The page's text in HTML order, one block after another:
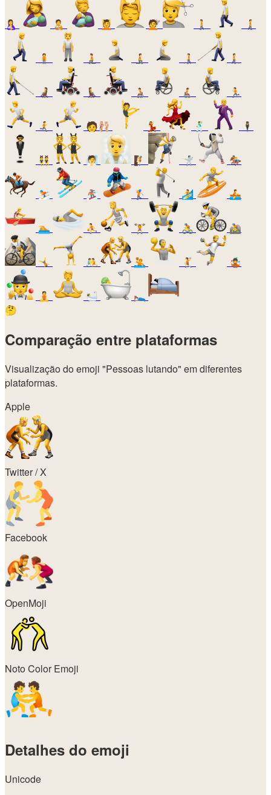
🤱 🧑‍🍼 💆 💇 🚶 🚶‍➡️
🧍 🧎 🧎‍➡️ 🧑‍🦯 🧑‍🦯‍➡️
🧑‍🦼 🧑‍🦼‍➡️ 🧑‍🦽 🧑‍🦽‍➡️ 🏃
🏃‍➡️ 🧑‍🩰 💃 🕺 🕴️
👯 🧖 🧗 🤺 🏇
⛷️ 🏂 🏌️ 🏄 🚣
🏊 ⛹️ 🏋️ 🚴 🚵
🤸 🤼 🤽 🤾 🤹
🧘 🛀
🛌
🤔
Comparação entre plataformas
Visualização do emoji "Pessoas lutando" em diferentes
plataformas.
Apple
Twitter / X
Facebook
OpenMoji
Noto Color Emoji
Detalhes do emoji
Unicode